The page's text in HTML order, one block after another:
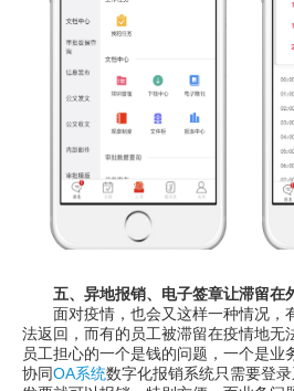
五、异地报销、电子签章让滞留在
面对疫情，也会又这样一种情况，
法返回，而有的员工被滞留在疫情地无
员工担心的一个是钱的问题，一个是业
协同OA系统数字化报销系统只需要登